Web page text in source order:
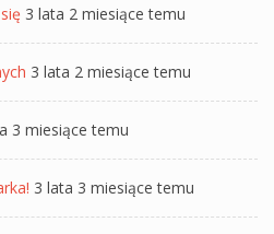
3 lata 2 miesiące temu
3 lata 2 miesiące temu
3 miesiące temu
3 lata 3 miesiące temu